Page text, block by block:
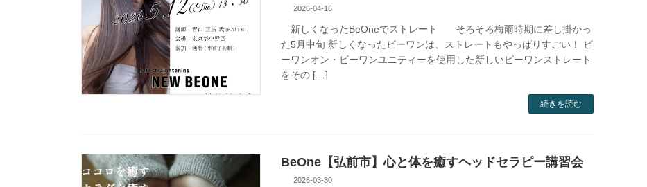
2026-04-16
新しくなったBeOneでストレート そろそろ梅雨時期に差し掛かっ
た5月中旬 新しくなったビーワンは、ストレートもやっぱりすごい！ ビ
ーワンオン・ビーワンユニティーを使用した新しいビーワンストレート
をその […]
続きを読む
BeOne【弘前市】心と体を癒すヘッドセラピー講習会
2026-03-30